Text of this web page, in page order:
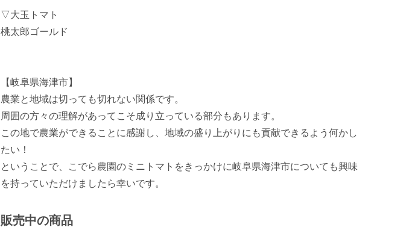
▽大玉トマト
桃太郎ゴールド
【岐阜県海津市】
農業と地域は切っても切れない関係です。
周囲の方々の理解があってこそ成り立っている部分もあります。
この地で農業ができることに感謝し、地域の盛り上がりにも貢献できるよう何かし
たい！
ということで、こでら農園のミニトマトをきっかけに岐阜県海津市についても興味
を持っていただけましたら幸いです。
販売中の商品